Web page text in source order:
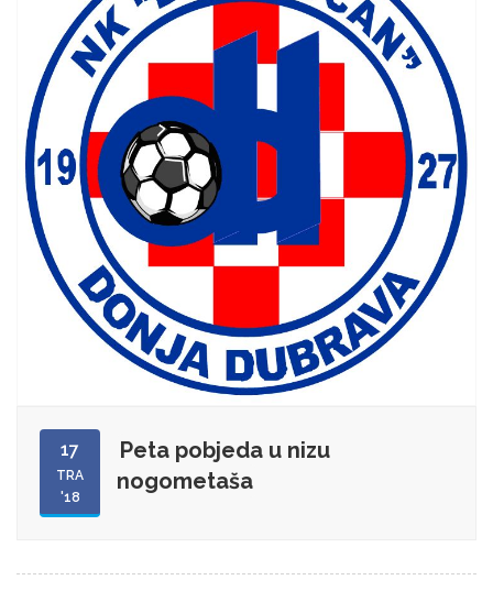
17
TRA
'18
Peta pobjeda u nizu
nogometaša